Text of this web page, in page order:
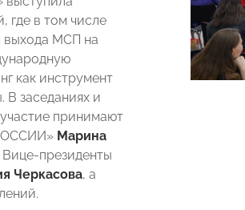
где в том числе
выхода МСП на
как инструмент
В заседаниях и
принимают
Марина
Вице-президенты
Черкасова, а